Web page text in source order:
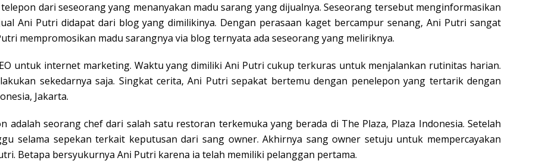
dari seseorang yang menanyakan madu sarang yang dijualnya. Seseorang tersebut menginformasikan
Ani Putri didapat dari blog yang dimilikinya. Dengan perasaan kaget bercampur senang, Ani Putri sangat
mempromosikan madu sarangnya via blog ternyata ada seseorang yang meliriknya.
untuk internet marketing. Waktu yang dimiliki Ani Putri cukup terkuras untuk menjalankan rutinitas harian.
sekedarnya saja. Singkat cerita, Ani Putri sepakat bertemu dengan penelepon yang tertarik dengan
Jakarta.
adalah seorang chef dari salah satu restoran terkemuka yang berada di The Plaza, Plaza Indonesia. Setelah
selama sepekan terkait keputusan dari sang owner. Akhirnya sang owner setuju untuk mempercayakan
Betapa bersyukurnya Ani Putri karena ia telah memiliki pelanggan pertama.